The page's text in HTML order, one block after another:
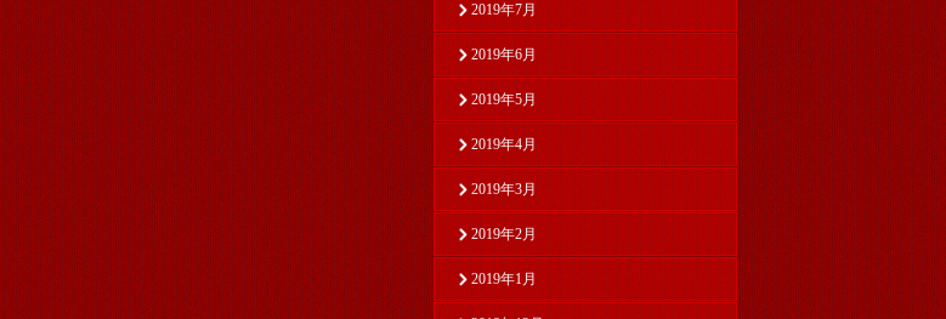
2019年7月
2019年6月
2019年5月
2019年4月
2019年3月
2019年2月
2019年1月